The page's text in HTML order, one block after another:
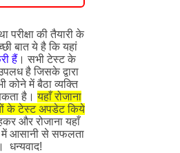
परीक्षा की तैयारी के
बात ये है कि यहां
हैं। सभी टेस्ट के
है जिसके द्वारा
में बैठा व्यक्ति
है।यहाँ रोजाना
के टेस्ट अपडेट किये
और रोजाना यहाँ
में आसानी से सफलता
धन्यवाद!